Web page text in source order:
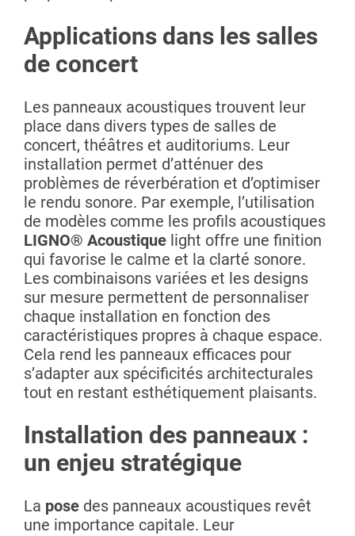
Applications dans les salles
de concert
Les panneaux acoustiques trouvent leur
place dans divers types de salles de
concert, théâtres et auditoriums. Leur
installation permet d’atténuer des
problèmes de réverbération et d’optimiser
le rendu sonore. Par exemple, l’utilisation
de modèles comme les profils acoustiques
LIGNO® Acoustiquelight offre une finition
qui favorise le calme et la clarté sonore.
Les combinaisons variées et les designs
sur mesure permettent de personnaliser
chaque installation en fonction des
caractéristiques propres à chaque espace.
Cela rend les panneaux efficaces pour
s’adapter aux spécificités architecturales
tout en restant esthétiquement plaisants.
Installation des panneaux :
un enjeu stratégique
La posedes panneaux acoustiques revêt
une importance capitale. Leur